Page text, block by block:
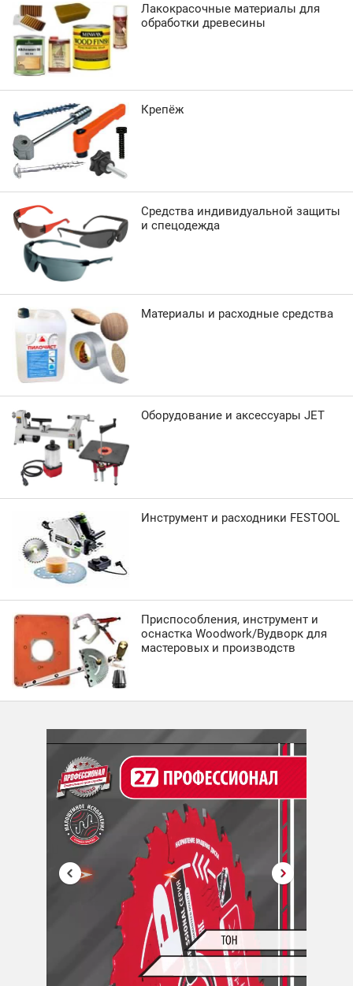
Лакокрасочные материалы для
обработки древесины
Крепёж
Средства индивидуальной защиты
и спецодежда
Материалы и расходные средства
Оборудование и аксессуары JET
Инструмент и расходники FESTOOL
Приспособления, инструмент и
оснастка Woodwork/Вудворк для
мастеровых и производств